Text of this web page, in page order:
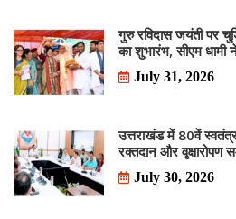
गुरु रविदास जयंती पर
का शुभारंभ, सीएम धामी
July 31, 2026
उत्तराखंड में 80वें
रक्तदान और वृक्षारोपण
July 30, 2026